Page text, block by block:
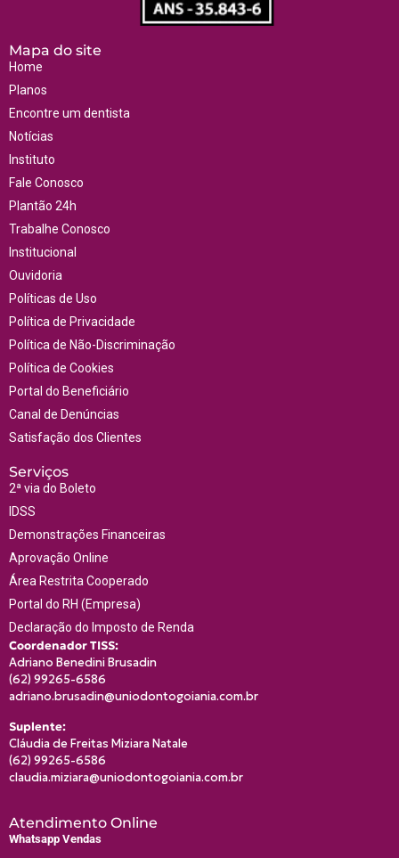
Mapa do site
Home
Planos
Encontre um dentista
Notícias
Instituto
Fale Conosco
Plantão 24h
Trabalhe Conosco
Institucional
Ouvidoria
Políticas de Uso
Política de Privacidade
Política de Não-Discriminação
Política de Cookies
Portal do Beneficiário
Canal de Denúncias
Satisfação dos Clientes
Serviços
2ª via do Boleto
IDSS
Demonstrações Financeiras
Aprovação Online
Área Restrita Cooperado
Portal do RH (Empresa)
Declaração do Imposto de Renda
Coordenador TISS:
Adriano Benedini Brusadin
(62) 99265-6586
adriano.brusadin@uniodontogoiania.com.br
Suplente:
Cláudia de Freitas Miziara Natale
(62) 99265-6586
claudia.miziara@uniodontogoiania.com.br
Atendimento Online
Whatsapp Vendas